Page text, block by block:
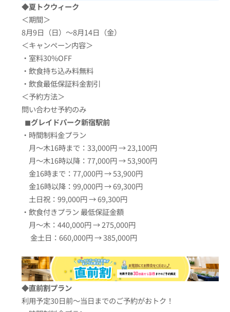
◆夏トクウィーク
＜期間＞
8月9日（日）〜8月14日（金）
＜キャンペーン内容＞
・室料30%OFF
・飲食持ち込み料無料
・飲食最低保証料金割引
＜予約方法＞
問い合わせ予約のみ
◼︎グレイドパーク新宿駅前
・時間制料金プラン
月〜木16時まで：33,000円 → 23,100円
月〜木16時以降：77,000円 → 53,900円
金16時まで：77,000円 → 53,900円
金16時以降：99,000円 → 69,300円
土日祝：99,000円 → 69,300円
・飲食付きプラン 最低保証金額
月〜木：440,000円 → 275,000円
金土日：660,000円 → 385,000円
◆直前割プラン
利用予定30日前〜当日までのご予約がおトク！